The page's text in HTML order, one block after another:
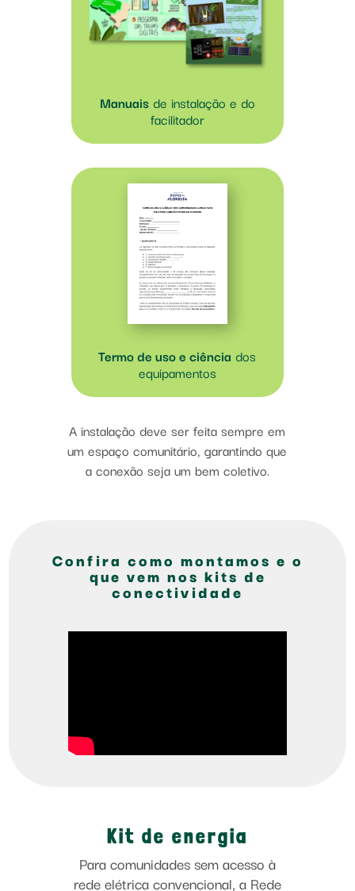
Manuaisde instalação e do
facilitador
Termo de uso e ciência dos
equipamentos
A instalação deve ser feita sempre em
um espaço comunitário, garantindo que
a conexão seja um bem coletivo.
Confira como montamos e o
que vem nos kits de
conectividade
Kit de energia
Para comunidades sem acesso à
rede elétrica convencional, a Rede